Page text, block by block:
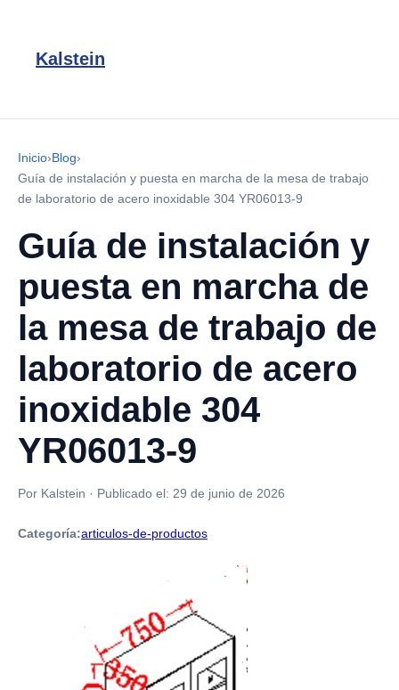
Kalstein
Inicio›Blog›
Guía de instalación y puesta en marcha de la mesa de trabajo
de laboratorio de acero inoxidable 304 YR06013-9
Guía de instalación y
puesta en marcha de
la mesa de trabajo de
laboratorio de acero
inoxidable 304
YR06013-9
Por Kalstein · Publicado el: 29 de junio de 2026
Categoría:articulos-de-productos